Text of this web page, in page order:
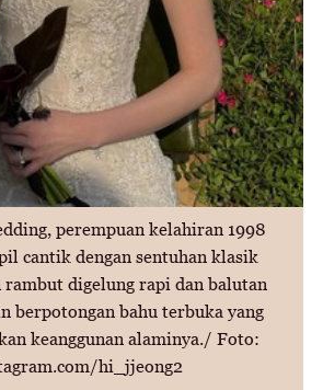
perempuan kelahiran 1998
cantik dengan sentuhan klasik
rambut digelung rapi dan balutan
berpotongan bahu terbuka yang
keanggunan alaminya./ Foto:
hi_jjeong2